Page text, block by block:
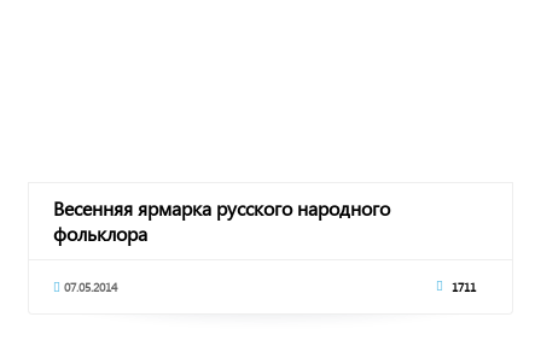
Весенняя ярмарка русского народного
фольклора
07.05.2014 1711